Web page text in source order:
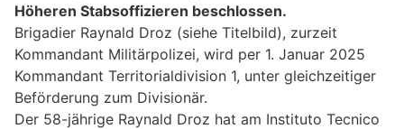
Höheren Stabsoffizieren beschlossen.
Brigadier Raynald Droz (siehe Titelbild), zurzeit
Kommandant Militärpolizei, wird per 1. Januar 2025
Kommandant Territorialdivision 1, unter gleichzeitiger
Beförderung zum Divisionär.
Der 58-jährige Raynald Droz hat am Instituto Tecnico